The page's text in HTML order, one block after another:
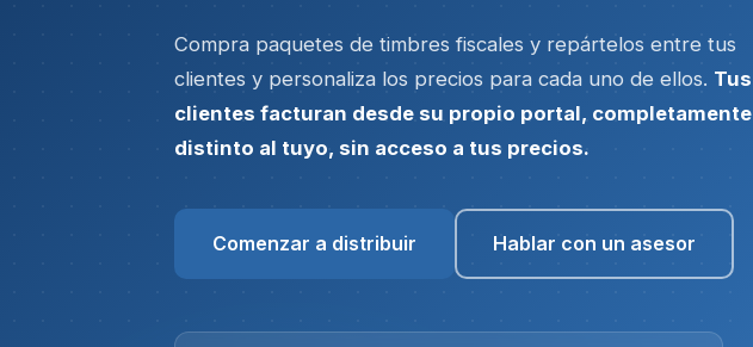
Compra paquetes de timbres fiscales y repártelos entre tus
clientes y personaliza los precios para cada uno de ellos. Tus
clientes facturan desde su propio portal, completamente
distinto al tuyo, sin acceso a tus precios.
Comenzar a distribuir Hablar con un asesor